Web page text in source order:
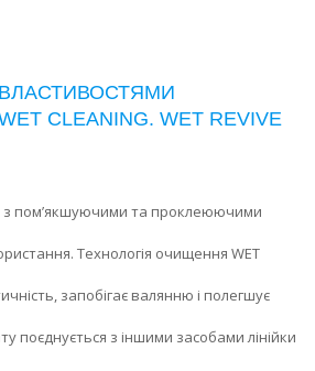
CLEANING. WET REVIVE
з пом’якшуючими та проклеюючими
Технологія очищення WET
запобігає валянню і полегшує
поєднується з іншими засобами лінійки